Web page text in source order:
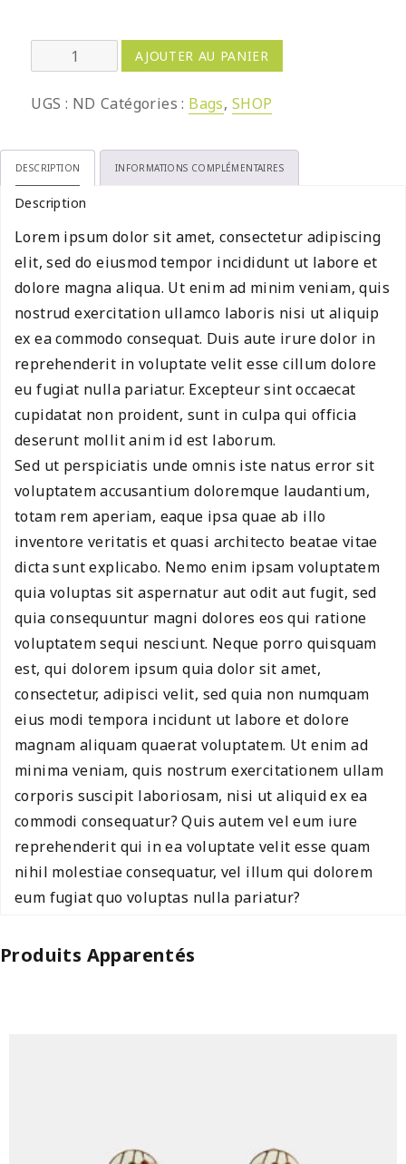
quantité
de
Bejewelled
Bag
AJOUTER AU PANIER
UGS : ND Catégories : Bags, SHOP
DESCRIPTION INFORMATIONS COMPLÉMENTAIRES
Description
Lorem ipsum dolor sit amet, consectetur adipiscing
elit, sed do eiusmod tempor incididunt ut labore et
dolore magna aliqua. Ut enim ad minim veniam, quis
nostrud exercitation ullamco laboris nisi ut aliquip
ex ea commodo consequat. Duis aute irure dolor in
reprehenderit in voluptate velit esse cillum dolore
eu fugiat nulla pariatur. Excepteur sint occaecat
cupidatat non proident, sunt in culpa qui officia
deserunt mollit anim id est laborum.
Sed ut perspiciatis unde omnis iste natus error sit
voluptatem accusantium doloremque laudantium,
totam rem aperiam, eaque ipsa quae ab illo
inventore veritatis et quasi architecto beatae vitae
dicta sunt explicabo. Nemo enim ipsam voluptatem
quia voluptas sit aspernatur aut odit aut fugit, sed
quia consequuntur magni dolores eos qui ratione
voluptatem sequi nesciunt. Neque porro quisquam
est, qui dolorem ipsum quia dolor sit amet,
consectetur, adipisci velit, sed quia non numquam
eius modi tempora incidunt ut labore et dolore
magnam aliquam quaerat voluptatem. Ut enim ad
minima veniam, quis nostrum exercitationem ullam
corporis suscipit laboriosam, nisi ut aliquid ex ea
commodi consequatur? Quis autem vel eum iure
reprehenderit qui in ea voluptate velit esse quam
nihil molestiae consequatur, vel illum qui dolorem
eum fugiat quo voluptas nulla pariatur?
Produits Apparentés